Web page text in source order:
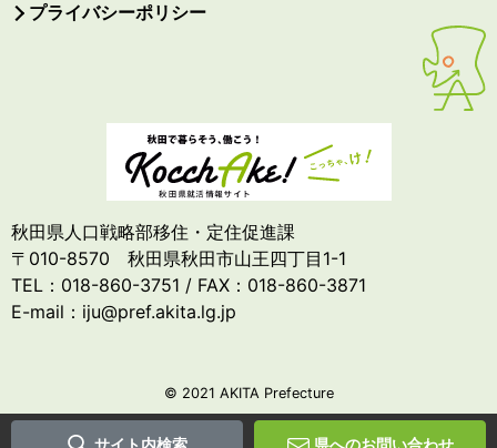
サイト内検索 県へのお問い合わせ
プライバシーポリシー
秋田県人口戦略部移住・定住促進課
〒010-8570 秋田県秋田市山王四丁目1-1
TEL：018-860-3751 / FAX：018-860-3871
E-mail：iju@pref.akita.lg.jp
© 2021 AKITA Prefecture